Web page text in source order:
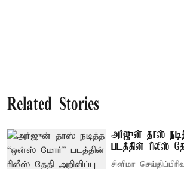
Related Stories
அர்ஜுன் தாஸ்
படத்தின் ரிலீஸ்
சினிமா